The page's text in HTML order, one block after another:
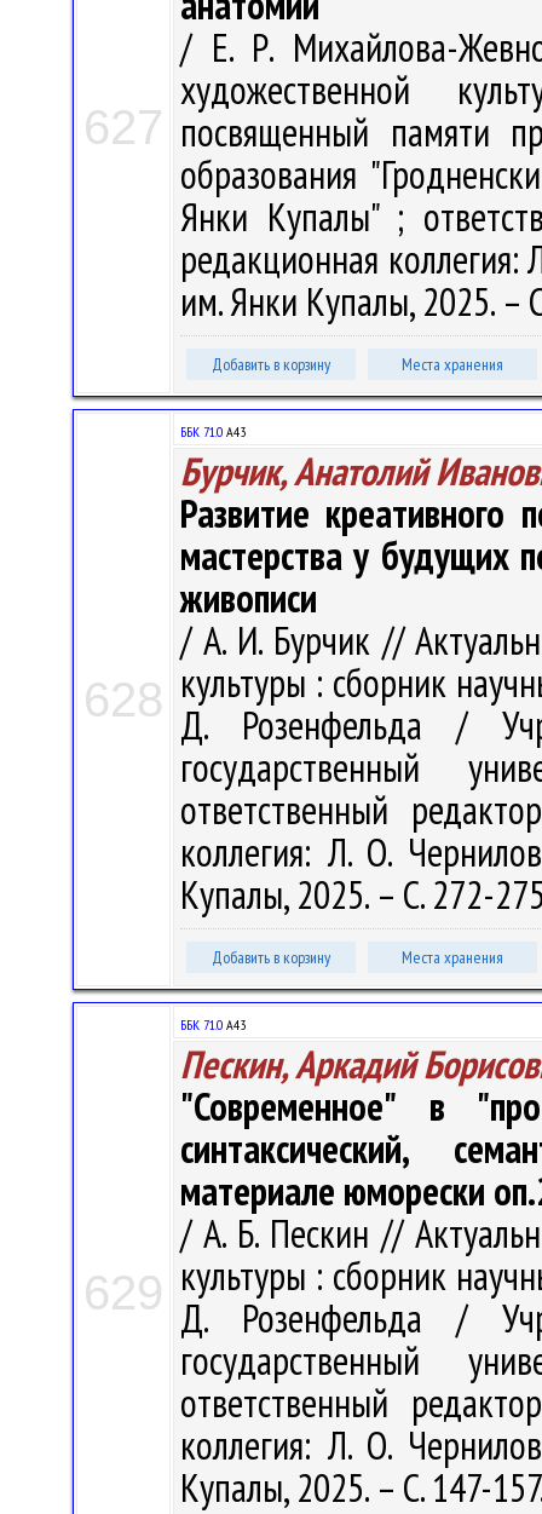
627
/ Е. Р. Михайлова-
художественной
посвященный памяти
образования
Янки Купалы" ;
редакционная коллегия:
им. Янки Купалы, 2025. –
Добавить в корзину Места хранения
628
ББК 71.0 А43
Бурчик, Анатолий
Развитие креативного
мастерства у будущих
живописи
/ А. И. Бурчик //
культуры : сборник
Д. Розенфельда /
государственный
ответственный
коллегия: Л. О.
Купалы, 2025. – С. 272-
Добавить в корзину Места хранения
629
ББК 71.0 А43
Пескин, Аркадий
"Современное" в
синтаксический,
материале юморески
/ А. Б. Пескин //
культуры : сборник
Д. Розенфельда /
государственный
ответственный
коллегия: Л. О.
Купалы, 2025. – С. 147-